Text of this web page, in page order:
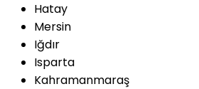
Hatay
Mersin
Iğdır
Isparta
Kahramanmaraş